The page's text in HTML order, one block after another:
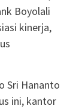
Boyolali
kinerja,
Sri Hananto
ini, kantor